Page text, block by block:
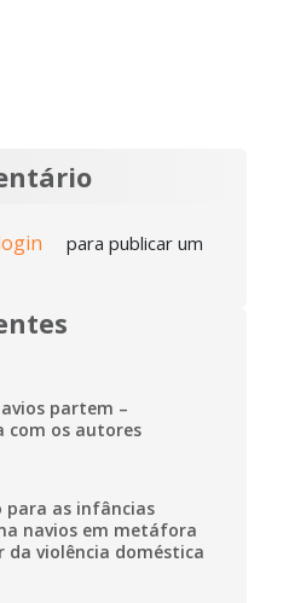
para publicar um
partem –
com os autores
para as infâncias
navios em metáfora
da violência doméstica